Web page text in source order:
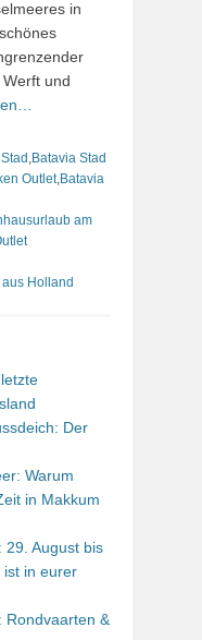
in
und
,Batavia Stad
Outlet,Batavia
am
Holland
Der
Warum
in Makkum
29. August bis
ist in eurer
Rondvaarten &